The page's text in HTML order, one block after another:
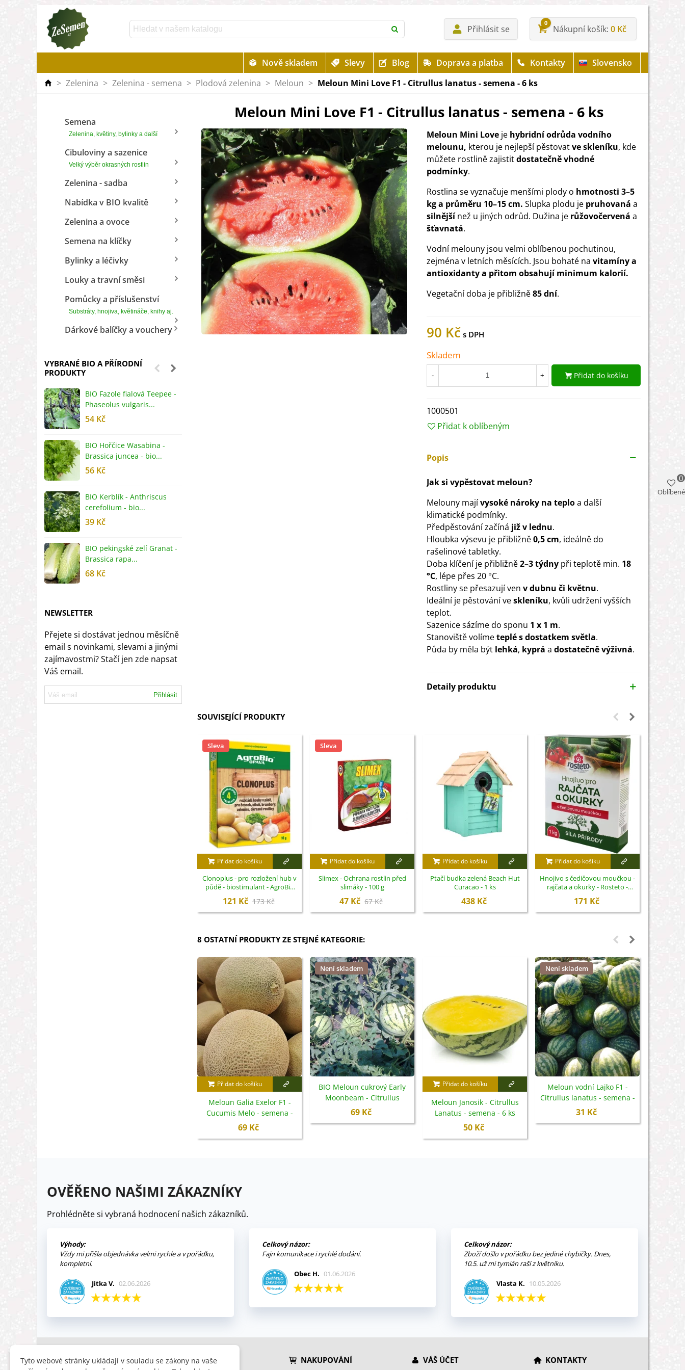
Přihlásit se
0
Nákupní košík 0 Kč
Nově skladem Slevy Blog Doprava a platba Kontakty
Slovensko
> Zelenina > Zelenina - semena > Plodová zelenina > Meloun > Meloun Mini Love F1 - Citrullus lanatus - semena - 6 ks
Semena
Zelenina, květiny, bylinky a další
Cibuloviny a sazenice
Velký výběr okrasných rostlin
Zelenina - sadba
Nabídka v BIO kvalitě
Zelenina a ovoce
Semena na klíčky
Bylinky a léčivky
Louky a travní směsi
Pomůcky a příslušenství
Substráty, hnojiva, květináče, knihy aj.
Dárkové balíčky a vouchery
VYBRANÉ BIO A PŘÍRODNÍ
PRODUKTY
BIO Fazole fialová Teepee -
Phaseolus vulgaris...
54 Kč
BIO Hořčice Wasabina -
Brassica juncea - bio...
56 Kč
BIO Kerblík - Anthriscus
cerefolium - bio...
39 Kč
BIO pekingské zelí Granat -
Brassica rapa...
68 Kč
NEWSLETTER
Přejete si dostávat jednou měsíčně
email s novinkami, slevami a jinými
zajímavostmi? Stačí jen zde napsat
Váš email.
Přihlásit
Meloun Mini Love F1 - Citrullus lanatus - semena - 6 ks
Meloun Mini Love je hybridní odrůda vodního
melounu, kterou je nejlepší pěstovatve skleníku, kde
můžete rostlině zajistitdostatečně vhodné
podmínky.
Rostlina se vyznačuje menšími plody o hmotnosti 3–5
kg a průměru 10–15 cm. Slupka plodu je pruhovaná a
silnějšínež u jiných odrůd. Dužina je růžovočervená a
šťavnatá.
Vodní melouny jsou velmi oblíbenou pochutinou,
zejména v letních měsících. Jsou bohaté na vitamíny a
antioxidanty a přitom obsahují minimum kalorií.
Vegetační doba je přibližně85 dní.
90 Kč
Skladem
- + Přidat do košíku
1000501
Přidat k oblíbeným
Popis
Jak si vypěstovat meloun?
Melouny majívysoké nároky na teploa další
klimatické podmínky.
Předpěstování začíná již v lednu.
Hloubka výsevu je přibližně0,5 cm, ideálně do
rašelinové tabletky.
Doba klíčení je přibližně2–3 týdny při teplotě min. 18
°C, lépe přes 20 °C.
Rostliny se přesazují ven v dubnu či květnu.
Ideální je pěstování veskleníku, kvůli udržení vyšších
teplot.
Sazenice sázíme do sponu 1 x 1 m.
Stanoviště volímeteplé s dostatkem světla.
Půda by měla být lehká, kyprá a dostatečně výživná.
Detaily produktu
SOUVISEJÍCÍ PRODUKTY
Sleva
Přidat do košíku
Clonoplus - pro rozložení hub v
půdě - biostimulant - AgroBio
121 Kč 173 Kč
Sleva
Přidat do košíku
Slimex - Ochrana rostlin před
slimáky - 100 g
47 Kč 67 Kč
Přidat do košíku
Ptačí budka zelená Beach Hut
Curacao - 1 ks
438 Kč
Přidat do košíku
Hnojivo s čedičovou moučkou -
rajčata a okurky - Rosteto -
171 Kč
8 OSTATNÍ PRODUKTY ZE STEJNÉ KATEGORIE:
Přidat do košíku
Meloun Galia Exelor F1 -
Cucumis Melo - semena -
5 ks
69 Kč
Není skladem
BIO Meloun cukrový Early
Moonbeam - Citrullus
lanatus - bio semena - 6 ks
69 Kč
Přidat do košíku
Meloun Janosik - Citrullus
Lanatus - semena - 6 ks
50 Kč
Není skladem
Meloun vodní Lajko F1 -
Citrullus lanatus - semena -
5 ks
31 Kč
OVĚŘENO NAŠIMI ZÁKAZNÍKY
Prohlédněte si vybraná hodnocení našich zákazníků.
Výhody:
Vždy mi přišla objednávka velmi rychle a v pořádku,
kompletní.
Jitka V. 02.06.2026
Celkový názor:
Fajn komunikace i rychlé dodání.
Obec H. 01.06.2026
Celkový názor:
Zboží došlo v pořádku bez jediné chybičky. Dnes,
10.5. už mi tymián raší z květníku.
Vlasta K. 10.05.2026
INFORMACE HLEDÁTE NAKUPOVÁNÍ VÁŠ ÚČET KONTAKTY
Oblíbené
0
Tyto webové stránky ukládají v souladu se zákony na vaše